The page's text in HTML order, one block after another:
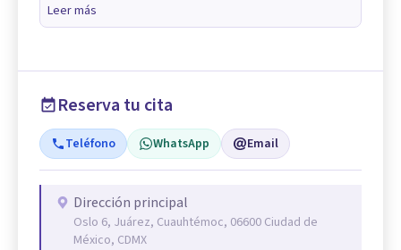
Leer más
Reserva tu cita
Teléfono WhatsApp Email
Dirección principal
Oslo 6, Juárez, Cuauhtémoc, 06600 Ciudad de
México, CDMX